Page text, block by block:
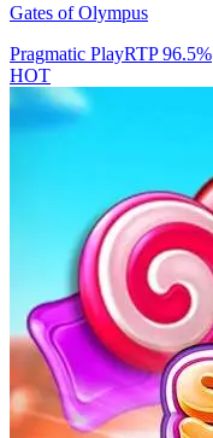
Gates of Olympus
Pragmatic PlayRTP96.5%
HOT